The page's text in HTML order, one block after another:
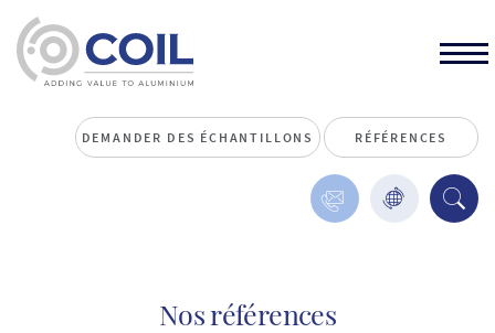
DEMANDER DES ÉCHANTILLONS RÉFÉRENCES
Nos références